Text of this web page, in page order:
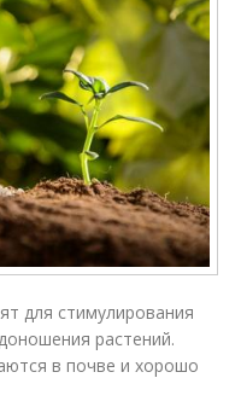
для стимулирования
растений.
в почве и хорошо